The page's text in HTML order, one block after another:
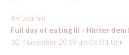
Antworten
Full day of eating III - Hinter dem
10. November 2019 um 06:01 Uhr